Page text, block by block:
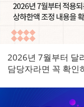
2026년 7월부터 달
담당자라면 꼭 확인